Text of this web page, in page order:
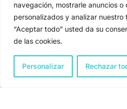
navegación, mostrarle anuncios o
personalizados y analizar
“Aceptar todo” usted da su
de las cookies.
Personalizar Rechazar